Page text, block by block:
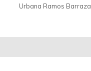
Urbana Ramos Barraza